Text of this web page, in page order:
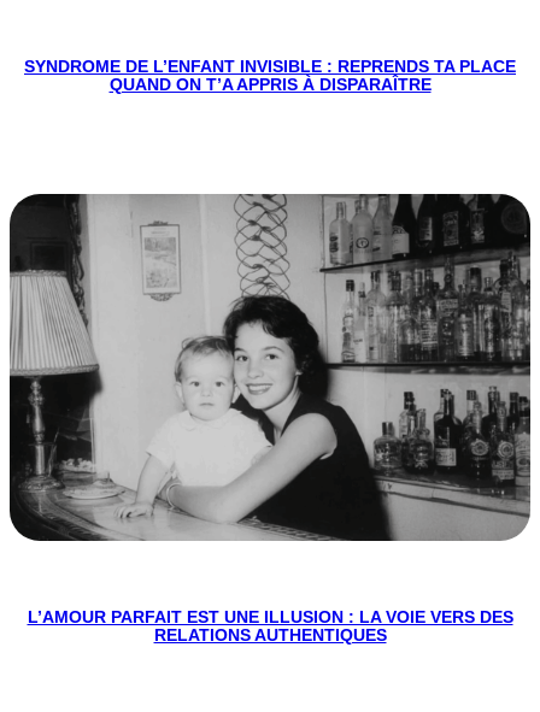
SYNDROME DE L’ENFANT INVISIBLE : REPRENDS TA PLACE
QUAND ON T’A APPRIS À DISPARAÎTRE
L’AMOUR PARFAIT EST UNE ILLUSION : LA VOIE VERS DES
RELATIONS AUTHENTIQUES